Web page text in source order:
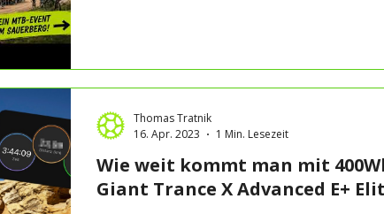
Wie weit kommt man mit
Giant Trance X Advanced E+
Thomas Tratnik
16. Apr. 2023
1 Min. Lesezeit